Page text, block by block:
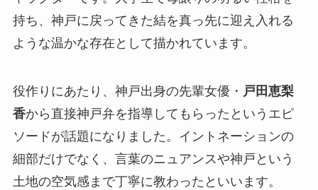
持ち、神戸に戻ってきた結を真っ先に迎え入れる
ような温かな存在として描かれています。
役作りにあたり、神戸出身の先輩女優・ 戸田恵梨
香から直接神戸弁を指導してもらったというエピ
ソードが話題になりました。イントネーションの
細部だけでなく、言葉のニュアンスや神戸という
土地の空気感まで丁寧に教わったといいます。